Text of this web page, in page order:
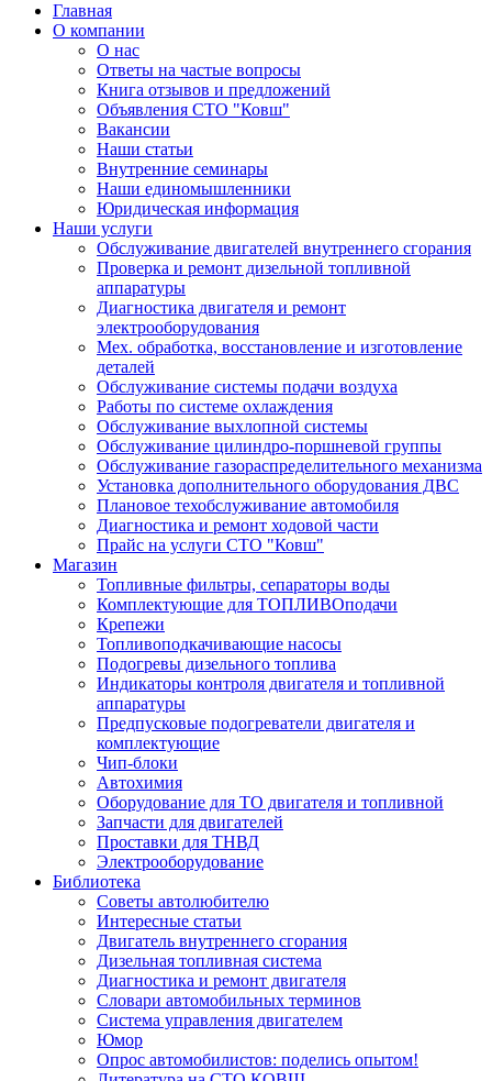
Главная
О компании
О нас
Ответы на частые вопросы
Книга отзывов и предложений
Объявления СТО "Ковш"
Вакансии
Наши статьи
Внутренние семинары
Наши единомышленники
Юридическая информация
Наши услуги
Обслуживание двигателей внутреннего сгорания
Проверка и ремонт дизельной топливной
аппаратуры
Диагностика двигателя и ремонт
электрооборудования
Мех. обработка, восстановление и изготовление
деталей
Обслуживание системы подачи воздуха
Работы по системе охлаждения
Обслуживание выхлопной системы
Обслуживание цилиндро-поршневой группы
Обслуживание газораспределительного механизма
Установка дополнительного оборудования ДВС
Плановое техобслуживание автомобиля
Диагностика и ремонт ходовой части
Прайс на услуги СТО "Ковш"
Магазин
Топливные фильтры, сепараторы воды
Комплектующие для ТОПЛИВОподачи
Крепежи
Топливоподкачивающие насосы
Подогревы дизельного топлива
Индикаторы контроля двигателя и топливной
аппаратуры
Предпусковые подогреватели двигателя и
комплектующие
Чип-блоки
Автохимия
Оборудование для ТО двигателя и топливной
Запчасти для двигателей
Проставки для ТНВД
Электрооборудование
Библиотека
Советы автолюбителю
Интересные статьи
Двигатель внутреннего сгорания
Дизельная топливная система
Диагностика и ремонт двигателя
Словари автомобильных терминов
Система управления двигателем
Юмор
Опрос автомобилистов: поделись опытом!